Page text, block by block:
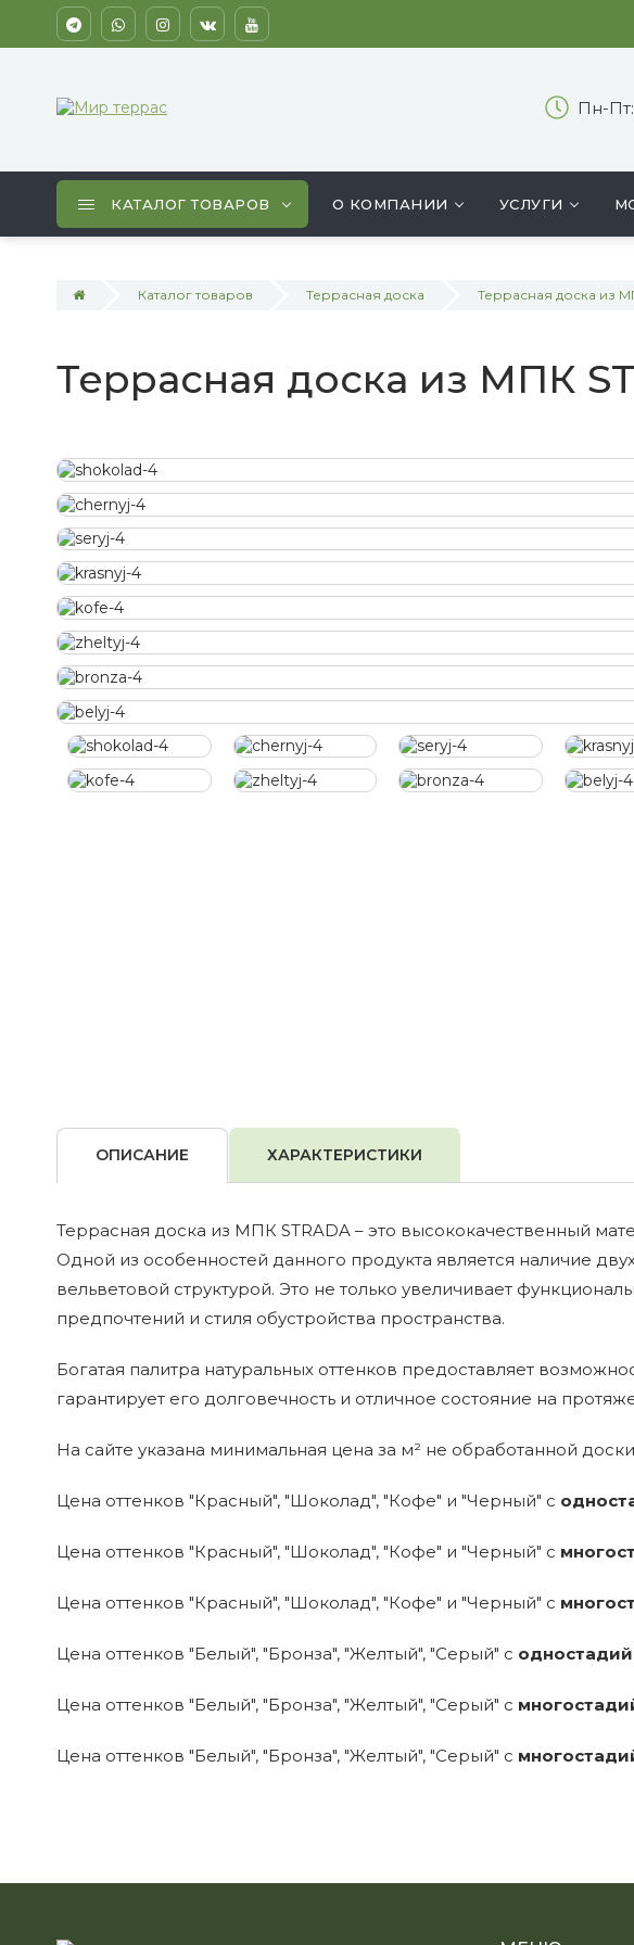
Пн-
КАТАЛОГ ТОВАРОВ О КОМПАНИИ УСЛУГИ
Каталог товаров Террасная доска Террасная доска из
Террасная доска из МПК
ОПИСАНИЕ ХАРАКТЕРИСТИКИ
Террасная доска из МПК STRADA – это высококачественный
Одной из особенностей данного продукта является наличие
вельветовой структурой. Это не только увеличивает
предпочтений и стиля обустройства пространства.
Богатая палитра натуральных оттенков предоставляет
гарантирует его долговечность и отличное состояние на
На сайте указана минимальная цена за м² не обработанной
Цена оттенков "Красный", "Шоколад", "Кофе" и "Черный" с
Цена оттенков "Красный", "Шоколад", "Кофе" и "Черный" с
Цена оттенков "Красный", "Шоколад", "Кофе" и "Черный" с
Цена оттенков "Белый", "Бронза", "Желтый", "Серый" с
Цена оттенков "Белый", "Бронза", "Желтый", "Серый" с
Цена оттенков "Белый", "Бронза", "Желтый", "Серый" с